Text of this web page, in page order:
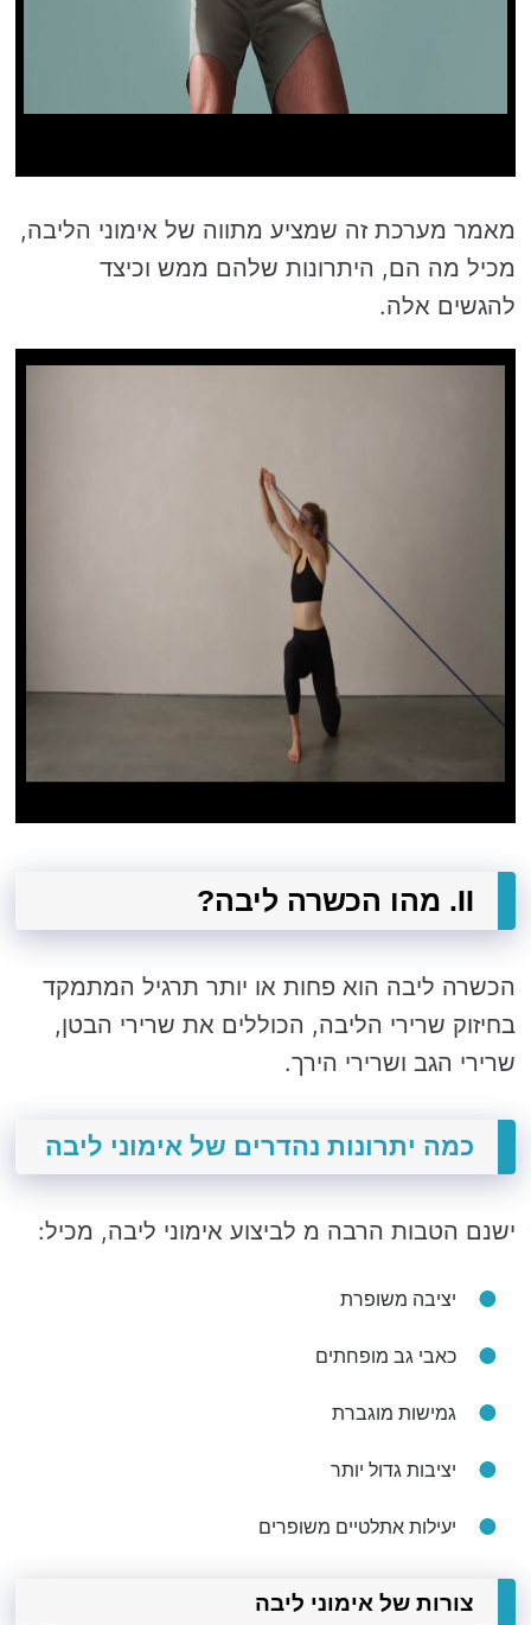
מאמר מערכת זה שמציע מתווה של אימוני הליבה,
מכיל מה הם, היתרונות שלהם ממש וכיצד
להגשים אלה.
II. מהו הכשרה ליבה?
הכשרה ליבה הוא פחות או יותר תרגיל המתמקד
בחיזוק שרירי הליבה, הכוללים את שרירי הבטן,
שרירי הגב ושרירי הירך.
כמה יתרונות נהדרים של אימוני ליבה
ישנם הטבות הרבה מ לביצוע אימוני ליבה, מכיל:
יציבה משופרת
כאבי גב מופחתים
גמישות מוגברת
יציבות גדול יותר
יעילות אתלטיים משופרים
צורות של אימוני ליבה